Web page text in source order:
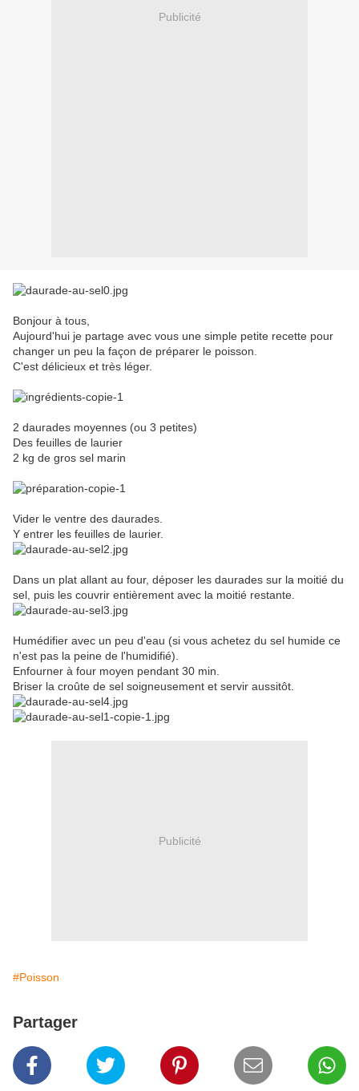
Publicité
Bonjour à tous,
Aujourd'hui je partage avec vous une simple petite recette pour
changer un peu la façon de préparer le poisson.
C'est délicieux et très léger.
2 daurades moyennes (ou 3 petites)
Des feuilles de laurier
2 kg de gros sel marin
Vider le ventre des daurades.
Y entrer les feuilles de laurier.
Dans un plat allant au four, déposer les daurades sur la moitié du
sel, puis les couvrir entièrement avec la moitié restante.
Humédifier avec un peu d'eau (si vous achetez du sel humide ce
n'est pas la peine de l'humidifié).
Enfourner à four moyen pendant 30 min.
Briser la croûte de sel soigneusement et servir aussitôt.
Publicité
#Poisson
Partager